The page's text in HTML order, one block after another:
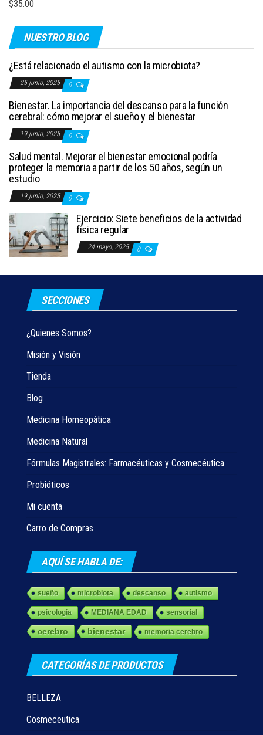
$35.00
NUESTRO BLOG
¿Está relacionado el autismo con la microbiota?
25 junio, 2025 0
Bienestar. La importancia del descanso para la función
cerebral: cómo mejorar el sueño y el bienestar
19 junio, 2025 0
Salud mental. Mejorar el bienestar emocional podría
proteger la memoria a partir de los 50 años, según un
estudio
19 junio, 2025 0
Ejercicio: Siete beneficios de la actividad
física regular
24 mayo, 2025 0
SECCIONES
¿Quienes Somos?
Misión y Visión
Tienda
Blog
Medicina Homeopática
Medicina Natural
Fórmulas Magistrales: Farmacéuticas y Cosmecéutica
Probióticos
Mi cuenta
Carro de Compras
AQUÍ SE HABLA DE:
sueño microbiota descanso autismo
psicologia MEDIANA EDAD sensorial
cerebro bienestar memoria cerebro
CATEGORÍAS DE PRODUCTOS
BELLEZA
Cosmeceutica